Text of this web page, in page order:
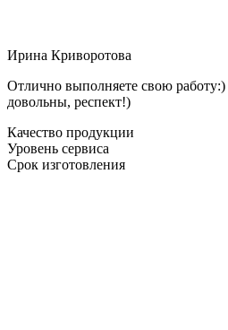
Ирина Криворотова
Отлично выполняете свою работу:)
довольны, респект!)
Качество продукции
Уровень сервиса
Срок изготовления